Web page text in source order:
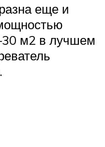
еще и
м2 в лучшем